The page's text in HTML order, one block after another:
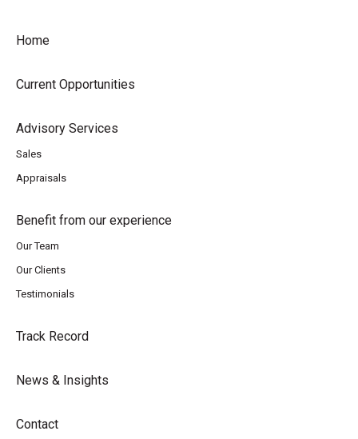
Home
Current Opportunities
Advisory Services
Sales
Appraisals
Benefit from our experience
Our Team
Our Clients
Testimonials
Track Record
News & Insights
Contact